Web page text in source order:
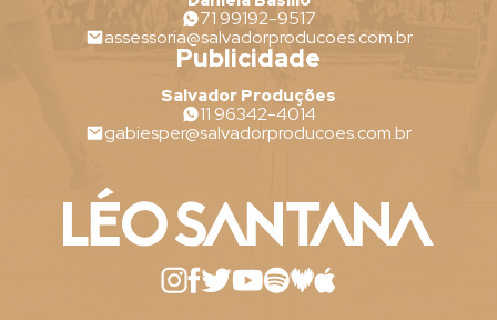
71 99192-9517
assessoria@salvadorproducoes.com.br
Publicidade
Salvador Produções
11 96342-4014
gabiesper@salvadorproducoes.com.br